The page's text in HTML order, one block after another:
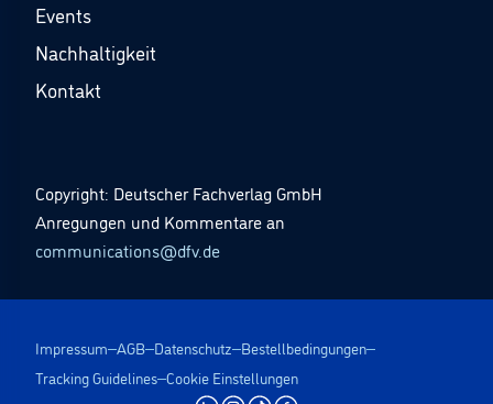
Events
Nachhaltigkeit
Kontakt
Copyright: Deutscher Fachverlag GmbH
Anregungen und Kommentare an
communications@dfv.de
Impressum AGB Datenschutz Bestellbedingungen
Tracking Guidelines Cookie Einstellungen